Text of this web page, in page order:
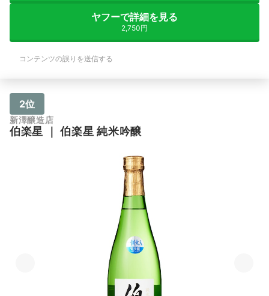
ヤフーで詳細を見る
2,750円
コンテンツの誤りを送信する
2位
新澤醸造店
伯楽星 ｜伯楽星 純米吟醸